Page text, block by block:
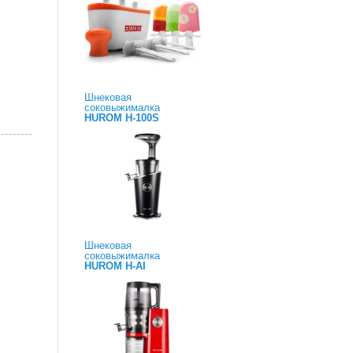
Шнековая
соковыжималка
HUROM H-100S
Шнековая
соковыжималка
HUROM H-AI